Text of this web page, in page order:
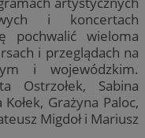
i koncertach
pochwalić wieloma
i przeglądach na
i wojewódzkim.
Ostrzołek, Sabina
Grażyna Paloc,
Migdoł i Mariusz